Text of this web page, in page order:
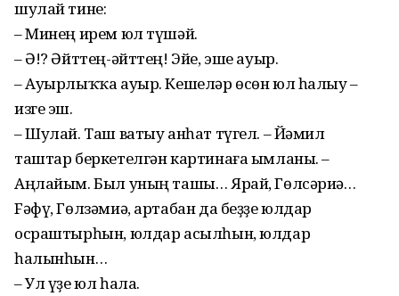
шулай тине:
– Минең ирем юл түшәй.
– Ә!? Әйттең-әйттең! Эйе, эше ауыр.
– Ауырлыҡҡа ауыр. Кешеләр өсөн юл һалыу –
изге эш.
– Шулай. Таш ватыу анһат түгел. – Йәмил
таштар беркетелгән картинаға ымланы. –
Аңлайым. Был уның ташы… Ярай, Гөлсәриә…
Fәфү, Гөлзәмиә, артабан да беҙҙе юлдар
осраштырһын, юлдар асылһын, юлдар
һалынһын…
– Ул үҙе юл һала.